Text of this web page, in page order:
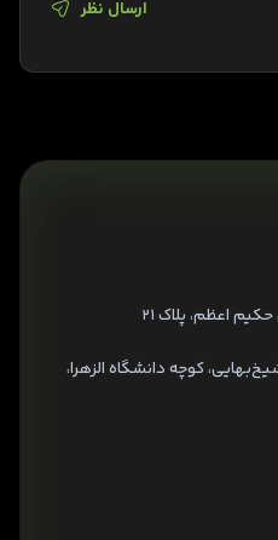
ارسال نظر
اعظم، پلاک ۲۱
کوچه دانشگاه الزهرا،